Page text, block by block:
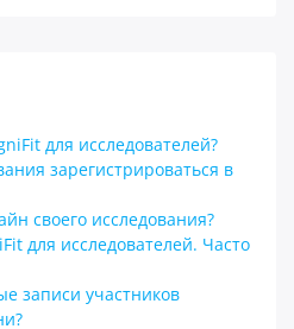
для исследователей?
зарегистрироваться в
своего исследования?
для исследователей. Часто
записи участников